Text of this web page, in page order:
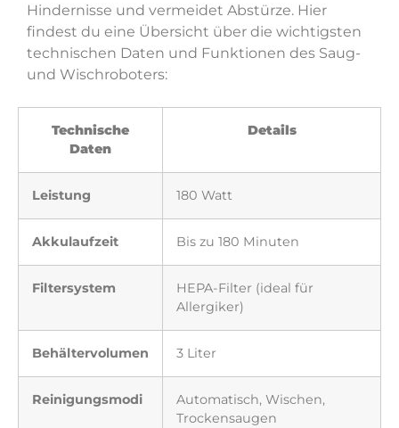
Hindernisse und vermeidet Abstürze. Hier
findest du eine Übersicht über die wichtigsten
technischen Daten und Funktionen des Saug-
und Wischroboters:
Technische
Daten
Details
Leistung 180 Watt
Akkulaufzeit Bis zu 180 Minuten
Filtersystem
HEPA-Filter (ideal für
Allergiker)
Behältervolumen 3 Liter
Reinigungsmodi
Automatisch, Wischen,
Trockensaugen